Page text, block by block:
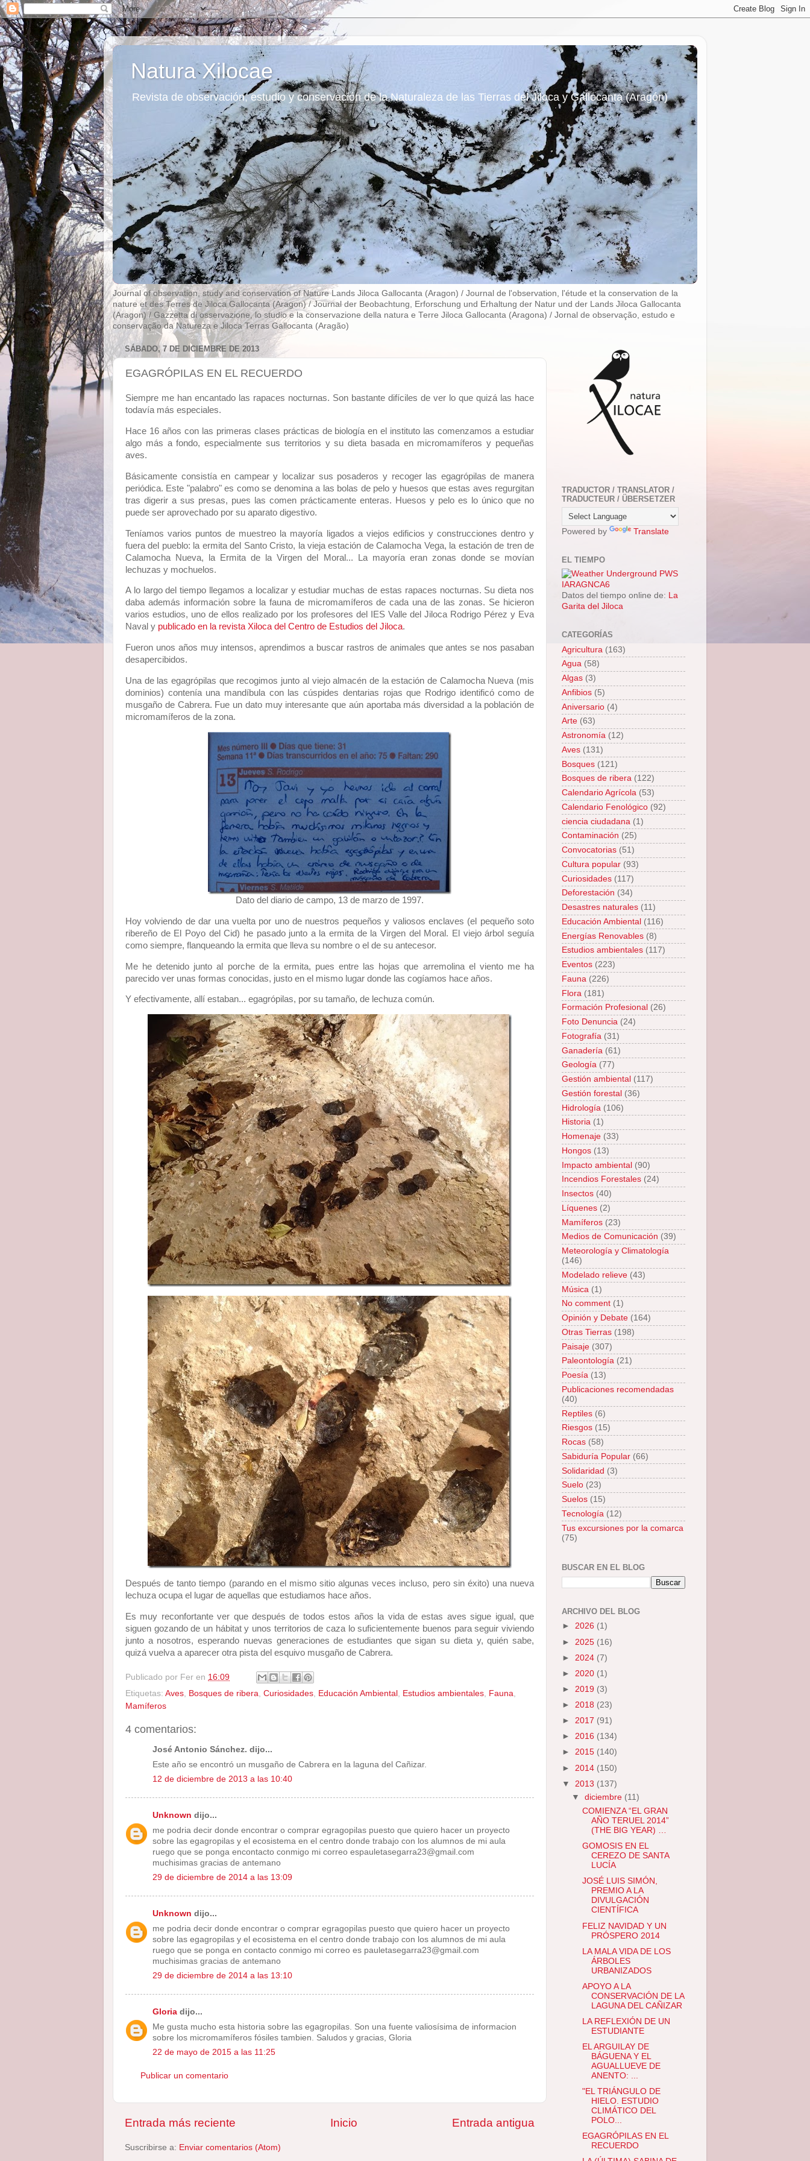
Natura Xilocae
Revista de observación, estudio y conservación de la Naturaleza de las Tierras del Jiloca y Gallocanta (Aragón)
Journal of observation, study and conservation of Nature Lands Jiloca Gallocanta (Aragon) / Journal de l'observation, l'étude et la conservation de la
nature et des Terres de Jiloca Gallocanta (Aragon) / Journal der Beobachtung, Erforschung und Erhaltung der Natur und der Lands Jiloca Gallocanta
(Aragon) / Gazzetta di osservazione, lo studio e la conservazione della natura e Terre Jiloca Gallocanta (Aragona) / Jornal de observação, estudo e
conservação da Natureza e Jiloca Terras Gallocanta (Aragão)
SÁBADO, 7 DE DICIEMBRE DE 2013
EGAGRÓPILAS EN EL RECUERDO
Siempre me han encantado las rapaces nocturnas. Son bastante difíciles de ver lo que quizá las hace
todavía más especiales.
Hace 16 años con las primeras clases prácticas de biología en el instituto las comenzamos a estudiar
algo más a fondo, especialmente sus territorios y su dieta basada en micromamíferos y pequeñas
aves.
Básicamente consistía en campear y localizar sus posaderos y recoger las egagrópilas de manera
periódica. Este "palabro" es como se denomina a las bolas de pelo y huesos que estas aves regurgitan
tras digerir a sus presas, pues las comen prácticamente enteras. Huesos y pelo es lo único que no
puede ser aprovechado por su aparato digestivo.
Teníamos varios puntos de muestreo la mayoría ligados a viejos edificios y construcciones dentro y
fuera del pueblo: la ermita del Santo Cristo, la vieja estación de Calamocha Vega, la estación de tren de
Calamocha Nueva, la Ermita de la Virgen del Moral... La mayoría eran zonas donde se movían
lechuzas y mochuelos.
A lo largo del tiempo llegamos a localizar y estudiar muchas de estas rapaces nocturnas. Su dieta nos
daba además información sobre la fauna de micromamíferos de cada una de las zonas. Se hicieron
varios estudios, uno de ellos realizado por los profesores del IES Valle del Jiloca Rodrigo Pérez y Eva
Naval y publicado en la revista Xiloca del Centro de Estudios del Jiloca.
Fueron unos años muy intensos, aprendimos a buscar rastros de animales que antes se nos pasaban
desapercibidos.
Una de las egagrópilas que recogimos junto al viejo almacén de la estación de Calamocha Nueva (mis
dominios) contenía una mandíbula con las cúspides dentarias rojas que Rodrigo identificó como de
musgaño de Cabrera. Fue un dato muy interesante que aún aportaba más diversidad a la población de
micromamíferos de la zona.
Dato del diario de campo, 13 de marzo de 1997.
Hoy volviendo de dar una vuelta por uno de nuestros pequeños y valiosos enclaves (el pequeño soto
ribereño de El Poyo del Cid) he pasado junto a la ermita de la Virgen del Moral. El viejo árbol seguía
como siempre, flanqueando la ermita que lleva su nombre o el de su antecesor.
Me he detenido junto al porche de la ermita, pues entre las hojas que arremolina el viento me ha
parecido ver unas formas conocidas, justo en el mismo lugar donde las cogíamos hace años.
Y efectivamente, allí estaban... egagrópilas, por su tamaño, de lechuza común.
Después de tanto tiempo (parando en el mismo sitio algunas veces incluso, pero sin éxito) una nueva
lechuza ocupa el lugar de aquellas que estudiamos hace años.
Es muy reconfortante ver que después de todos estos años la vida de estas aves sigue igual, que
siguen gozando de un hábitat y unos territorios de caza lo suficientemente buenos para seguir viviendo
junto a nosotros, esperando nuevas generaciones de estudiantes que sigan su dieta y, quién sabe,
quizá vuelva a aparecer otra pista del esquivo musgaño de Cabrera.
Publicado por Fer en 16:09
Etiquetas: Aves, Bosques de ribera, Curiosidades, Educación Ambiental , Estudios ambientales, Fauna,
Mamíferos
4 comentarios:
José Antonio Sánchez. dijo...
Este año se encontró un musgaño de Cabrera en la laguna del Cañizar.
12 de diciembre de 2013 a las 10:40
Unknown dijo...
me podria decir donde encontrar o comprar egragopilas puesto que quiero hacer un proyecto
sobre las egagropilas y el ecosistema en el centro donde trabajo con los alumnos de mi aula
ruego que se ponga encontacto conmigo mi correo espauletasegarra23@gmail.com
muchisimas gracias de antemano
29 de diciembre de 2014 a las 13:09
Unknown dijo...
me podria decir donde encontrar o comprar egragopilas puesto que quiero hacer un proyecto
sobre las egagropilas y el ecosistema en el centro donde trabajo con los alumnos de mi aula
ruego que se ponga en contacto conmigo mi correo es pauletasegarra23@gmail.com
muchisimas gracias de antemano
29 de diciembre de 2014 a las 13:10
Gloria dijo...
Me gusta mucho esta historia sobre las egagropilas. Son una fuente valiosísima de informacion
sobre los micromamíferos fósiles tambien. Saludos y gracias, Gloria
22 de mayo de 2015 a las 11:25
Publicar un comentario
Entrada más reciente Entrada antigua
Inicio
Suscribirse a: Enviar comentarios (Atom)
TRADUCTOR / TRANSLATOR /
TRADUCTEUR / ÜBERSETZER
Powered by Translate
EL TIEMPO
Datos del tiempo online de:
La
Garita del Jiloca
CATEGORÍAS
Agricultura (163)
Agua (58)
Algas (3)
Anfibios (5)
Aniversario (4)
Arte (63)
Astronomía (12)
Aves (131)
Bosques (121)
Bosques de ribera (122)
Calendario Agrícola (53)
Calendario Fenológico (92)
ciencia ciudadana (1)
Contaminación (25)
Convocatorias (51)
Cultura popular (93)
Curiosidades (117)
Deforestación (34)
Desastres naturales (11)
Educación Ambiental (116)
Energías Renovables (8)
Estudios ambientales (117)
Eventos (223)
Fauna (226)
Flora (181)
Formación Profesional (26)
Foto Denuncia (24)
Fotografía (31)
Ganadería (61)
Geología (77)
Gestión ambiental (117)
Gestión forestal (36)
Hidrología (106)
Historia (1)
Homenaje (33)
Hongos (13)
Impacto ambiental (90)
Incendios Forestales (24)
Insectos (40)
Líquenes (2)
Mamíferos (23)
Medios de Comunicación (39)
Meteorología y Climatología
(146)
Modelado relieve (43)
Música (1)
No comment (1)
Opinión y Debate (164)
Otras Tierras (198)
Paisaje (307)
Paleontología (21)
Poesía (13)
Publicaciones recomendadas
(40)
Reptiles (6)
Riesgos (15)
Rocas (58)
Sabiduría Popular (66)
Solidaridad (3)
Suelo (23)
Suelos (15)
Tecnología (12)
Tus excursiones por la comarca
(75)
BUSCAR EN EL BLOG
ARCHIVO DEL BLOG
► 2026 (1)
► 2025 (16)
► 2024 (7)
► 2020 (1)
► 2019 (3)
► 2018 (23)
► 2017 (91)
► 2016 (134)
► 2015 (140)
► 2014 (150)
▼ 2013 (137)
▼diciembre (11)
COMIENZA “EL GRAN
AÑO TERUEL 2014”
(THE BIG YEAR) …
GOMOSIS EN EL
CEREZO DE SANTA
LUCÍA
JOSÉ LUIS SIMÓN,
PREMIO A LA
DIVULGACIÓN
CIENTÍFICA
FELIZ NAVIDAD Y UN
PRÓSPERO 2014
LA MALA VIDA DE LOS
ÁRBOLES
URBANIZADOS
APOYO A LA
CONSERVACIÓN DE LA
LAGUNA DEL CAÑIZAR
LA REFLEXIÓN DE UN
ESTUDIANTE
EL ARGUILAY DE
BÁGUENA Y EL
AGUALLUEVE DE
ANENTO: ...
"EL TRIÁNGULO DE
HIELO. ESTUDIO
CLIMÁTICO DEL
POLO...
EGAGRÓPILAS EN EL
RECUERDO